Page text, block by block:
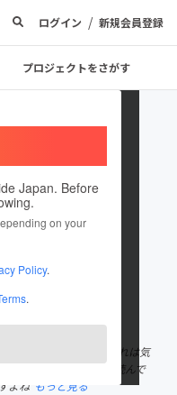
ログイン / 新規会員登録
プロジェクトをさがす
Japan. Before
on your
Policy.
.
トを投稿しています
んでみたりー きっとこれは気
！とせがまれて何度も読んで
よね もっと見る